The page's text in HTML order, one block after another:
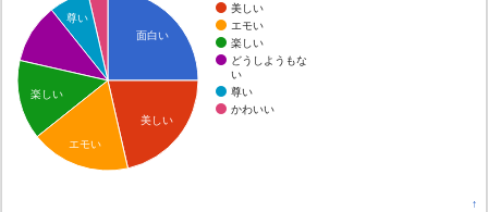
美しい
エモい
楽しい
どうしようもな
い
尊い
かわいい
面白い
美しい
尊い
楽しい
エモい
↑